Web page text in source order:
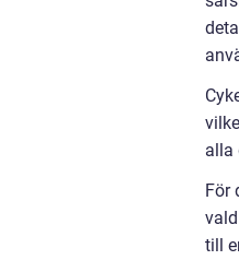
alla
För
till